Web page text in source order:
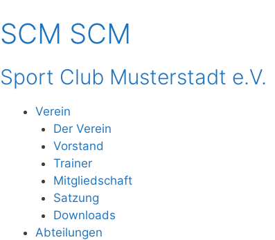
Inhalt
springen
SCM SCM
Sport Club Musterstadt e.V.
Verein
Der Verein
Vorstand
Trainer
Mitgliedschaft
Satzung
Downloads
Abteilungen